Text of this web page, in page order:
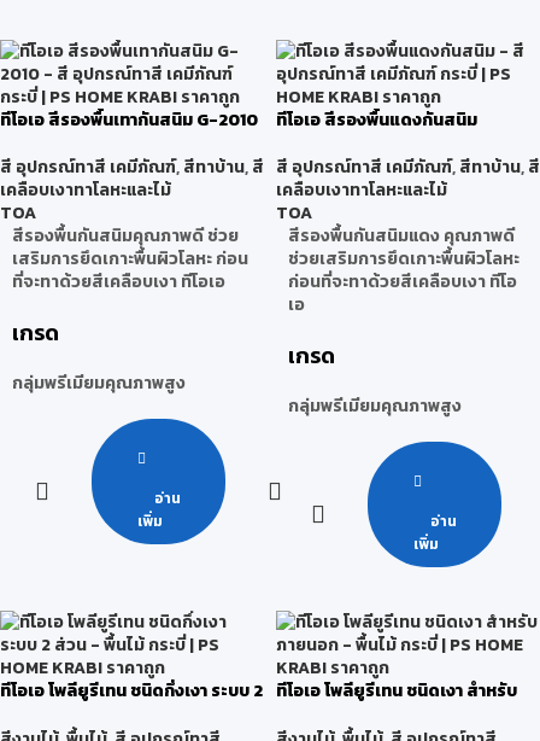
ทีโอเอ สีรองพื้นเทากันสนิม G-2010
สี อุปกรณ์ทาสี เคมีภัณฑ์,สีทาบ้าน,สี
เคลือบเงาทาโลหะและไม้
TOA
สีรองพื้นกันสนิมคุณภาพดี ช่วย
เสริมการยึดเกาะพื้นผิวโลหะ ก่อน
ที่จะทาด้วยสีเคลือบเงา ทีโอเอ
เกรด
กลุ่มพรีเมียมคุณภาพสูง
อ่าน
เพิ่ม
ทีโอเอ สีรองพื้นแดงกันสนิม
สี อุปกรณ์ทาสี เคมีภัณฑ์,สีทาบ้าน,สี
เคลือบเงาทาโลหะและไม้
TOA
สีรองพื้นกันสนิมแดง คุณภาพดี
ช่วยเสริมการยึดเกาะพื้นผิวโลหะ
ก่อนที่จะทาด้วยสีเคลือบเงา ทีโอ
เอ
เกรด
กลุ่มพรีเมียมคุณภาพสูง
อ่าน
เพิ่ม
ทีโอเอ โพลียูรีเทน ชนิดกึ่งเงา ระบบ 2 ทีโอเอ โพลียูรีเทน ชนิดเงา สำหรับ